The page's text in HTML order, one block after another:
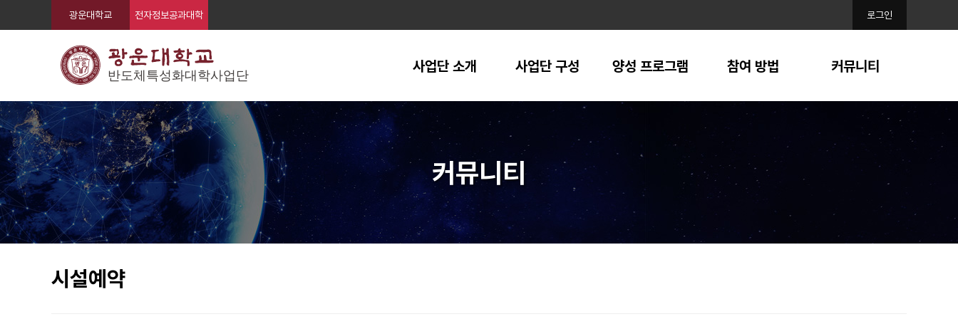
광운대학교 전자정보공과대학 로그인
사업단 소개
인사말
사업단 소개
참여기업
오시는 길
사업단 구성 양성 프로그램
연계전공
지·산·학 협력 프로그램
학생 지원 혜택
참여 방법
모집 일정 및 절차
자주 묻는 질문 (FAQ)
커뮤니티
공지사항
사업단 소식
문의
커뮤니티
시설예약